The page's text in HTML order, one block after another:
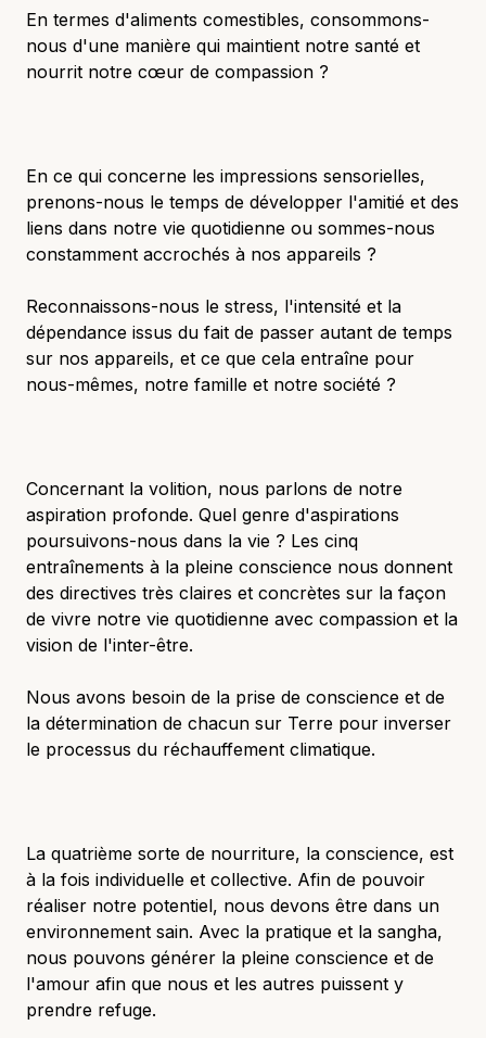
En termes d'aliments comestibles, consommons-
nous d'une manière qui maintient notre santé et
nourrit notre cœur de compassion ?
En ce qui concerne les impressions sensorielles,
prenons-nous le temps de développer l'amitié et des
liens dans notre vie quotidienne ou sommes-nous
constamment accrochés à nos appareils ?
Reconnaissons-nous le stress, l'intensité et la
dépendance issus du fait de passer autant de temps
sur nos appareils, et ce que cela entraîne pour
nous-mêmes, notre famille et notre société ?
Concernant la volition, nous parlons de notre
aspiration profonde. Quel genre d'aspirations
poursuivons-nous dans la vie ? Les cinq
entraînements à la pleine conscience nous donnent
des directives très claires et concrètes sur la façon
de vivre notre vie quotidienne avec compassion et la
vision de l'inter-être.
Nous avons besoin de la prise de conscience et de
la détermination de chacun sur Terre pour inverser
le processus du réchauffement climatique.
La quatrième sorte de nourriture, la conscience, est
à la fois individuelle et collective. Afin de pouvoir
réaliser notre potentiel, nous devons être dans un
environnement sain. Avec la pratique et la sangha,
nous pouvons générer la pleine conscience et de
l'amour afin que nous et les autres puissent y
prendre refuge.